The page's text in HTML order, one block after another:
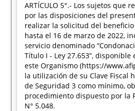
ARTÍCULO 5°.- Los sujetos que
por las disposiciones del
realizar la solicitud del
hasta el 16 de marzo de 2022,
servicio denominado
Título I - Ley 27.653”, disponible
este Organismo (https://
la utilización de su Clave Fiscal
de Seguridad 3 como mínimo,
procedimiento dispuesto por la
N° 5.048.